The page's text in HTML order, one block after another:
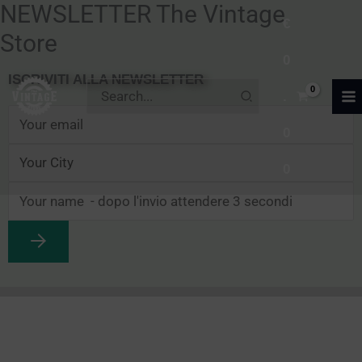
Vai
al
Ricerca
per:
€
NEWSLETTER The Vintage
Store
ISCRIVITI ALLA NEWSLETTER